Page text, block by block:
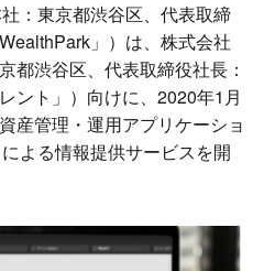
：東京都渋谷区、代表取締
」）は、株式会社
都渋谷区、代表取締役社長：
ント」）向けに、2020年1月
産管理・運用アプリケーショ
よる情報提供サービスを開